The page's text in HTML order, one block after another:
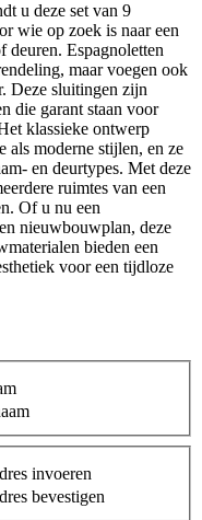
u deze set van 9
wie op zoek is naar een
Espagnoletten
maar voegen ook
Deze sluitingen zijn
die garant staan voor
klassieke ontwerp
als moderne stijlen, en ze
en deurtypes. Met deze
ruimtes van een
Of u nu een
nieuwbouwplan, deze
bieden een
voor een tijdloze
invoeren
bevestigen